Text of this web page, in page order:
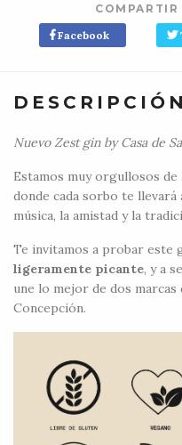
COMPARTIR
Facebook
DESCRIPCIÓN
Nuevo Zest gin by Casa de
Estamos muy orgullosos
donde cada sorbo te llevará
música, la amistad y la
Te invitamos a probar este
ligeramente picante, y a
une lo mejor de dos marcas
Concepción.